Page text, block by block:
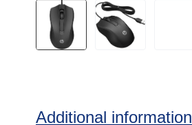
Additional information